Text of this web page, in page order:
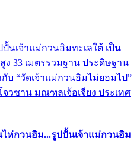
นเจ้าแม่กวนอิมทะเลใต้ เป็น
33 เมตรรวมฐาน ประดิษฐาน
บ “วัดเจ้าแม่กวนอิมไม่ยอมไป”
จวซาน มณฑลเจ้อเจียง ประเทศ
ไห่กวนอิม...รูปปั้นเจ้าแม่กวนอิม